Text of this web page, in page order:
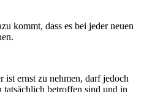
kommt, dass es bei jeder neuen
ernst zu nehmen, darf jedoch
tatsächlich betroffen sind und in